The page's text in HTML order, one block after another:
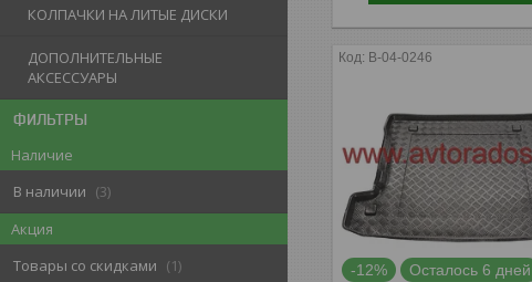
КОЛПАЧКИ НА ЛИТЫЕ ДИСКИ
ДОПОЛНИТЕЛЬНЫЕ
АКСЕССУАРЫ
ФИЛЬТРЫ
Наличие
В наличии
3
Акция
Товары со скидками
1
B-04-0246
-12% Осталось 6 дней